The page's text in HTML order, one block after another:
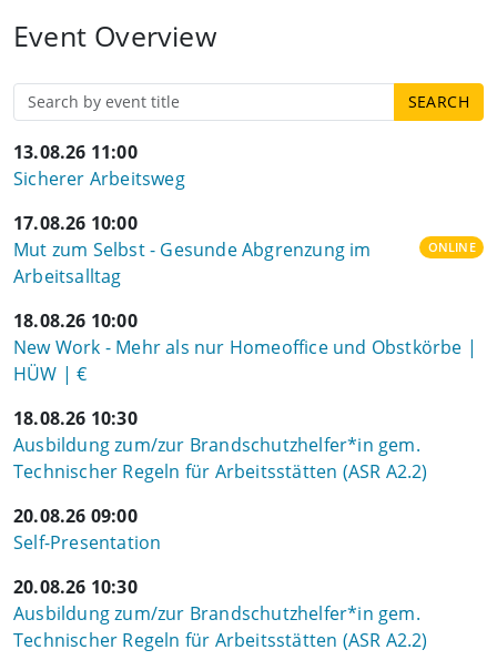
Event Overview
13.08.26 11:00
Sicherer Arbeitsweg
17.08.26 10:00
Mut zum Selbst - Gesunde Abgrenzung im
Arbeitsalltag
ONLINE
18.08.26 10:00
New Work - Mehr als nur Homeoffice und Obstkörbe |
HÜW | €
18.08.26 10:30
Ausbildung zum/zur Brandschutzhelfer*in gem.
Technischer Regeln für Arbeitsstätten (ASR A2.2)
20.08.26 09:00
Self-Presentation
20.08.26 10:30
Ausbildung zum/zur Brandschutzhelfer*in gem.
Technischer Regeln für Arbeitsstätten (ASR A2.2)